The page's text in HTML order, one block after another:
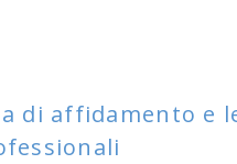
di affidamento e